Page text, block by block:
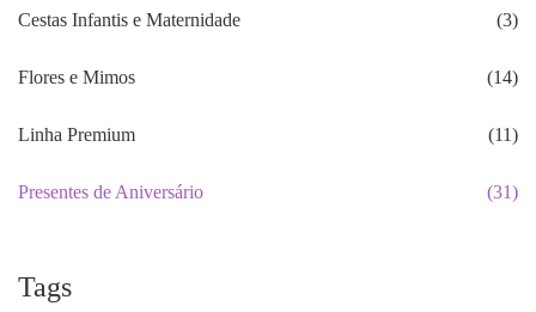
Cestas Infantis e Maternidade (3)
Flores e Mimos (14)
Linha Premium (11)
Presentes de Aniversário (31)
Tags